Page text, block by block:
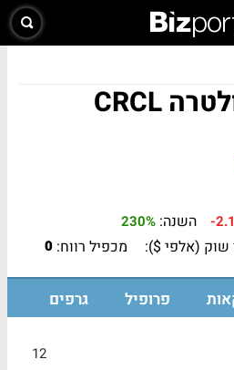
פרו-שיירס אולטרה CRCL
- השנה: 230%
שוק (אלפי $): מכפיל רווח: 0
פרופיל גרפים
12